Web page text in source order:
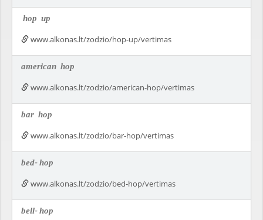
hop up
www.alkonas.lt/zodzio/hop-up/vertimas
american hop
www.alkonas.lt/zodzio/american-hop/vertimas
bar hop
www.alkonas.lt/zodzio/bar-hop/vertimas
bed-hop
www.alkonas.lt/zodzio/bed-hop/vertimas
bell-hop